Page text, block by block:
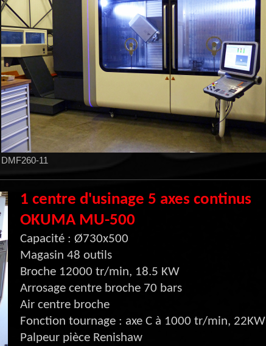
DMF260-11
1 centre d'usinage 5 axes continus
OKUMA MU-500
Capacité : Ø730x500
Magasin 48 outils
Broche 12000 tr/min, 18.5 KW
Arrosage centre broche 70 bars
Air centre broche
Fonction tournage : axe C à 1000 tr/min, 22KW
Palpeur pièce Renishaw